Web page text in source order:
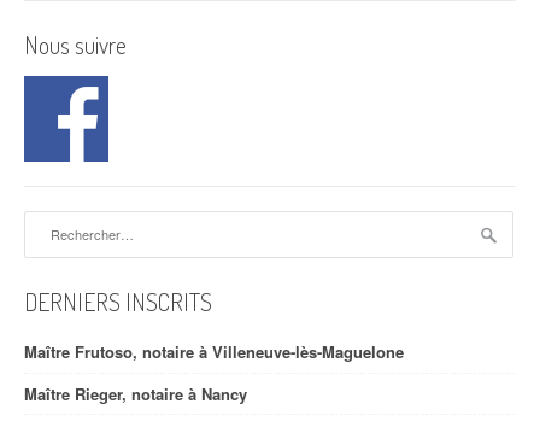
Nous suivre
DERNIERS INSCRITS
Maître Frutoso, notaire à Villeneuve-lès-Maguelone
Maître Rieger, notaire à Nancy